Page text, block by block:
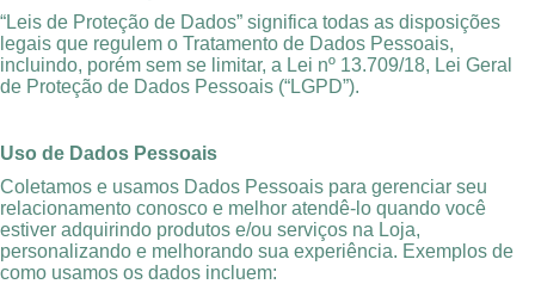
“Leis de Proteção de Dados” significa todas as disposições
legais que regulem o Tratamento de Dados Pessoais,
incluindo, porém sem se limitar, a Lei nº 13.709/18, Lei Geral
de Proteção de Dados Pessoais (“LGPD”).
Uso de Dados Pessoais
Coletamos e usamos Dados Pessoais para gerenciar seu
relacionamento conosco e melhor atendê-lo quando você
estiver adquirindo produtos e/ou serviços na Loja,
personalizando e melhorando sua experiência. Exemplos de
como usamos os dados incluem: